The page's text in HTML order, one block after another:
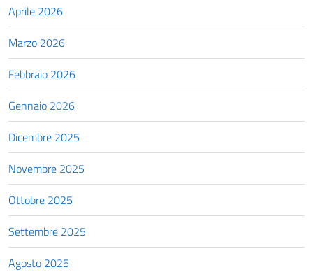
Aprile 2026
Marzo 2026
Febbraio 2026
Gennaio 2026
Dicembre 2025
Novembre 2025
Ottobre 2025
Settembre 2025
Agosto 2025